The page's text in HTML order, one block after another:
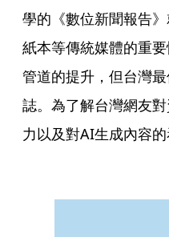
學的《數位新聞報告
紙本等傳統媒體的重
管道的提升，但台灣
誌。為了解台灣網友
力以及對AI生成內容的